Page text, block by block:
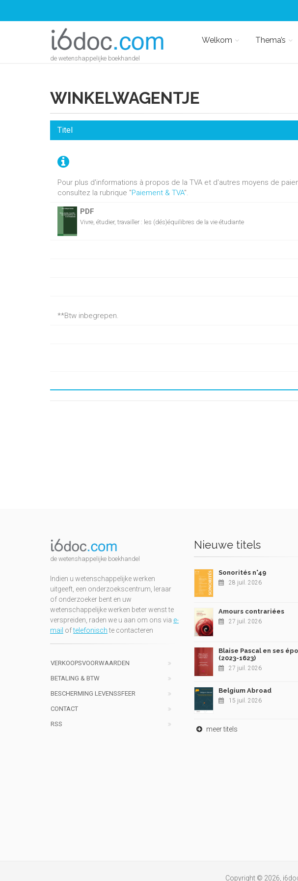
de wetenshappelijke boekhandel
Welkom Thema’s
WINKELWAGENTJE
Pour plus d'informations à propos de la TVA et d'autres moyens de
consultez la rubrique "Paiement & TVA".
Titel
PDF
Vivre, étudier, travailler : les (dés)équilibres de la vie étudiante
**Btw inbegrepen.
de wetenshappelijke boekhandel
Indien u wetenschappelijke werken
uitgeeft, een onderzoekscentrum, leraar
of onderzoeker bent en uw
wetenschappelijke werken beter wenst te
verspreiden, raden we u aan om ons via e-
mail oftelefonischte contacteren
VERKOOPSVOORWAARDEN
BETALING & BTW
BESCHERMING LEVENSSFEER
CONTACT
RSS
Nieuwe titels
Sonorités n°49
28 juil. 2026
Amours contrariées
27 juil. 2026
Blaise Pascal en ses
(2023-1623)
27 juil. 2026
Belgium Abroad
15 juil. 2026
meer titels
Copyright © 2026,